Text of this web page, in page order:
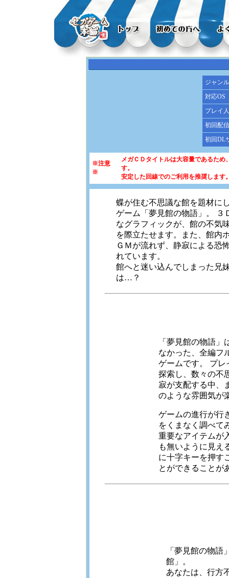
ジャンル
対応OS
プレイ
初回配
初回DL
※注意
※
メガＣＤタイトルは大容量であるた
す。
安定した回線でのご利用を推奨します
蝶が住む不思議な館を題材に
ゲーム「夢見館の物語」。 ３
なグラフィックが、館の不気
を際立たせます。また、館内
ＧＭが流れず、静寂による恐
れています。
館へと迷い込んでしまった兄
は…？
「夢見館の物語
なかった、全編フ
ゲームです。 プレ
探索し、数々の不
寂が支配する中、
のような雰囲気が
ゲームの進行が行
をくまなく調べて
重要なアイテムが
も無いように見え
に十字キーを押す
とができることが
「夢見館の物語
館」。
あなたは、行方